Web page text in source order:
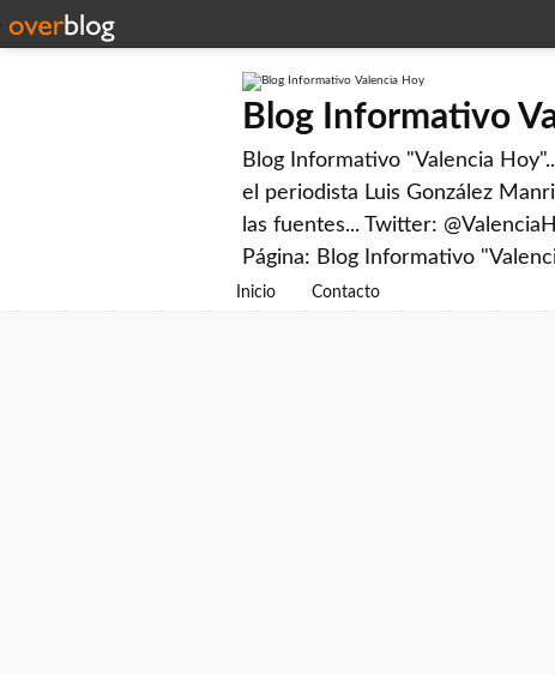
Blog Informativo
Blog Informativo "Valencia
el periodista Luis González
las fuentes... Twitter:
Página: Blog Informativo
Inicio Contacto